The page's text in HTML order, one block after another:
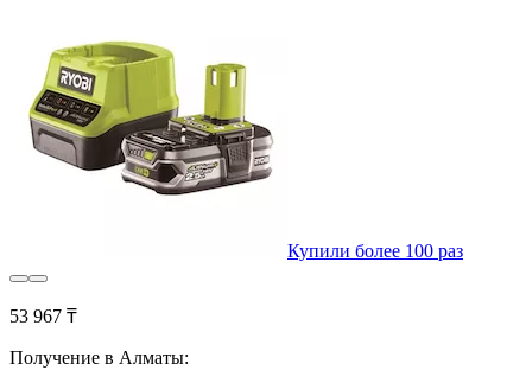
Купили более 100 раз
53 967 ₸
Получение в Алматы: